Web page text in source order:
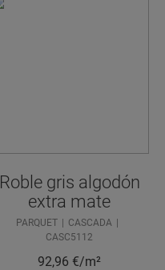
Roble gris algodón
extra mate
PARQUET
CASCADA
CASC5112
92,96 €/m²